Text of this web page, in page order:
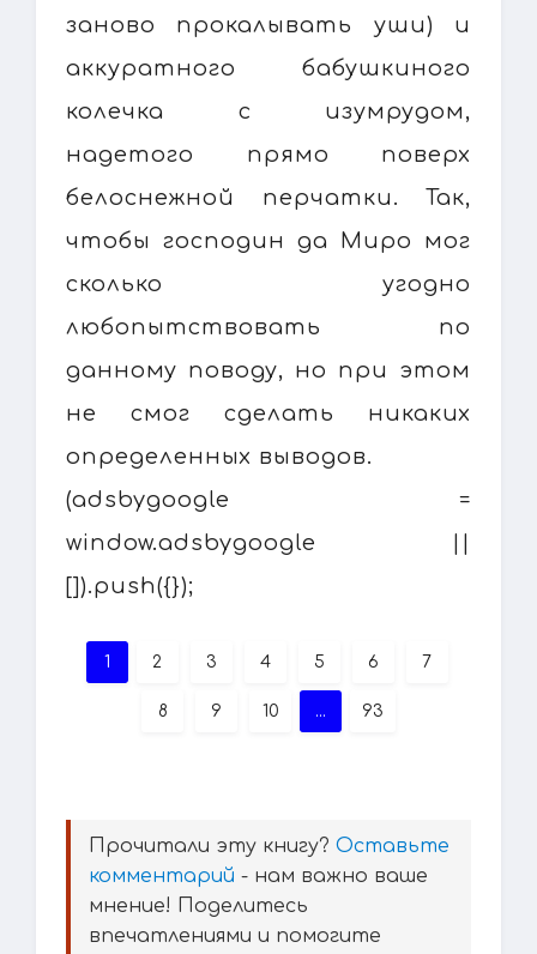
заново прокалывать уши) и
аккуратного бабушкиного
колечка с изумрудом,
надетого прямо поверх
белоснежной перчатки. Так,
чтобы господин да Миро мог
сколько угодно
любопытствовать по
данному поводу, но при этом
не смог сделать никаких
определенных выводов.
(adsbygoogle =
window.adsbygoogle ||
[]).push({});
1 2 3 4 5 6 7
8 9 10 ... 93
Прочитали эту книгу? Оставьте
комментарий - нам важно ваше
мнение! Поделитесь
впечатлениями и помогите